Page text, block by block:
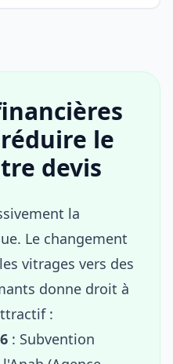
le
devis
la
Le changement
vitrages vers des
donne droit à
:
: Subvention